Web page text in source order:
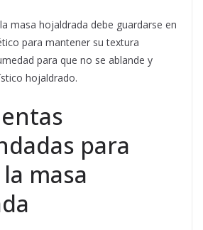
masa hojaldrada debe guardarse en
para mantener su textura
para que no se ablande y
hojaldrado.
para
masa